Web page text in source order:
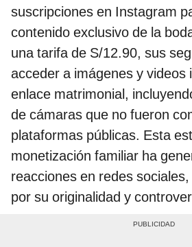
suscripciones en Instagram
contenido exclusivo de la
una tarifa de S/12.90, sus
acceder a imágenes y videos
enlace matrimonial,
de cámaras que no fueron
plataformas públicas. Esta
monetización familiar ha
reacciones en redes
por su originalidad y